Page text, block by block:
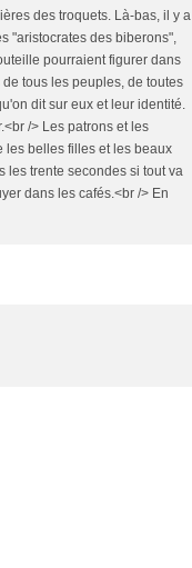
des troquets. Là-bas, il y a
"aristocrates des biberons",
pourraient figurer dans
tous les peuples, de toutes
dit sur eux et leur identité.
/> Les patrons et les
les belles filles et les beaux
les trente secondes si tout va
dans les cafés.<br /> En